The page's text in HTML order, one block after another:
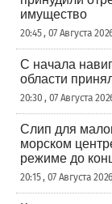
имущество
20:45 , 07 Августа
С начала
области
20:30 , 07 Августа
Слип для
морском
режиме до
20:15 , 07 Августа